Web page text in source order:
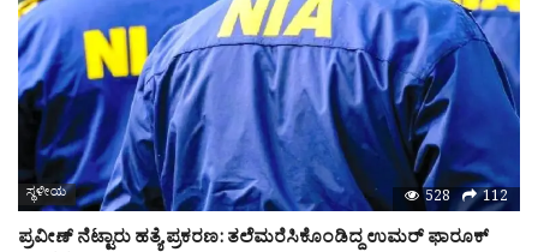
ಸ್ಥಳೀಯ 528 112
ಪ್ರವೀಣ್‌ ನೆಟ್ಟಾರು ಹತ್ಯೆ ಪ್ರಕರಣ: ತಲೆಮರೆಸಿಕೊಂಡಿದ್ದ ಉಮರ್‌ ಫಾರೂಕ್‌